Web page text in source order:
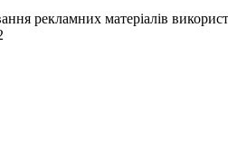
рекламних матеріалів